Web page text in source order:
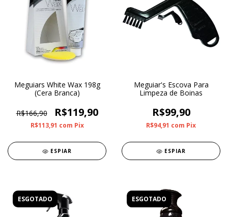
Meguiars White Wax 198g
(Cera Branca)
R$166,90 R$119,90
R$113,91 com Pix
ESPIAR
Meguiar's Escova Para
Limpeza de Boinas
R$99,90
R$94,91 com Pix
ESPIAR
ESGOTADO ESGOTADO